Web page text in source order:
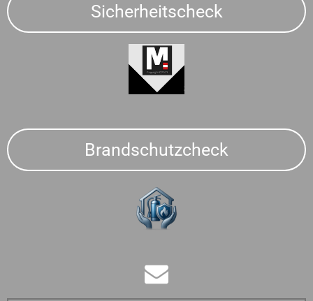
Sicherheitscheck
Brandschutzcheck